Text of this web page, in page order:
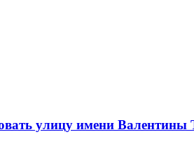
улицу имени Валентины